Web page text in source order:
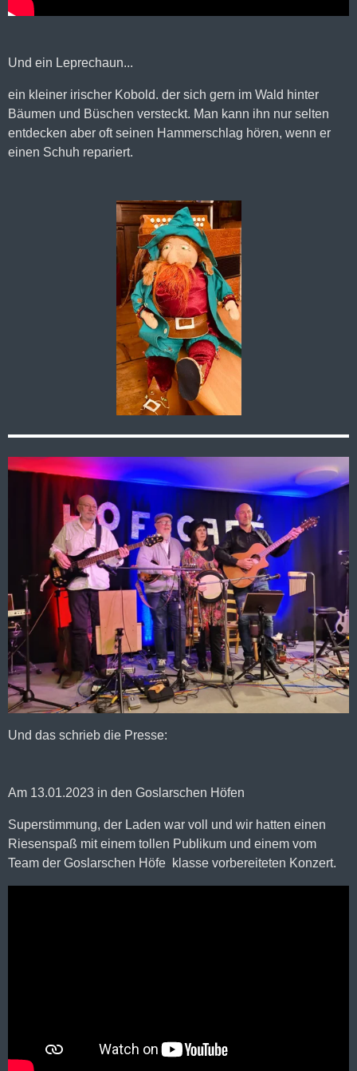
Und ein Leprechaun...
ein kleiner irischer Kobold. der sich gern im Wald hinter
Bäumen und Büschen versteckt. Man kann ihn nur selten
entdecken aber oft seinen Hammerschlag hören, wenn er
einen Schuh repariert.
Und das schrieb die Presse:
Am 13.01.2023 in den Goslarschen Höfen
Superstimmung, der Laden war voll und wir hatten einen
Riesenspaß mit einem tollen Publikum und einem vom
Team der Goslarschen Höfe klasse vorbereiteten Konzert.